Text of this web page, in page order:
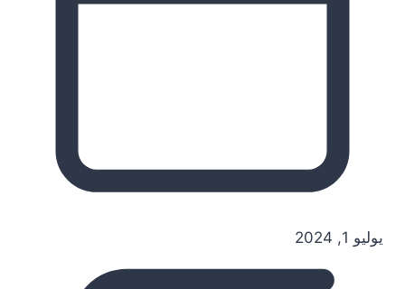
يوليو 1, 2024